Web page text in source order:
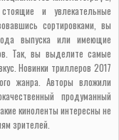
и увлекательные
сортировками, вы
выпуска или имеющие
Так, вы выделите самые
Новинки триллеров 2017
жанра. Авторы вложили
продуманный
киноленты интересны не
зрителей.